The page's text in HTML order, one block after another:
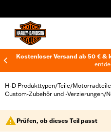
Kostenloser Versand ab 50 € &
H-D Produkttypen/Teile/Motorradteile
Custom-Zubehör und -Verzierungen/
Prüfen, ob dieses Teil passt